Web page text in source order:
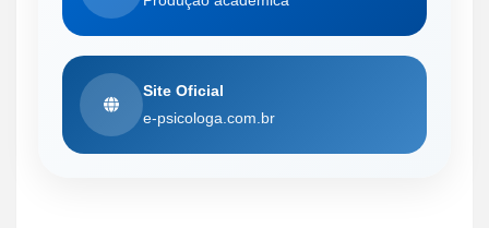
Site Oficial
e-psicologa.com.br